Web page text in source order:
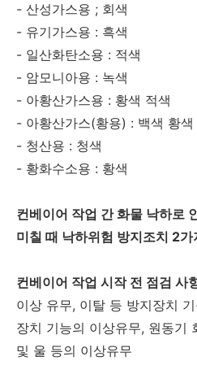
- 산성가스용 ; 회색
- 유기가스용 : 흑색
- 일산화탄소용 : 적색
- 암모니아용 : 녹색
- 아황산가스용 : 황색 적색
- 아황산가스(황용) : 백색 황색
- 청산용 : 청색
- 황화수소용 : 황색
컨베이어 작업 간 화물 낙하로
미칠 때 낙하위험 방지조치 2가
컨베이어 작업 시작 전 점검 사
이상 유무, 이탈 등 방지장치
장치 기능의 이상유무, 원동기
및 울 등의 이상유무